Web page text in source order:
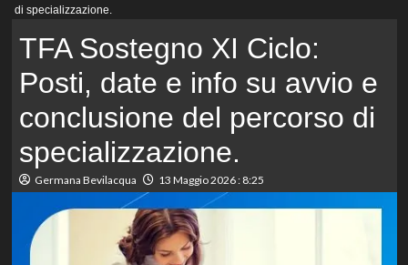
principale
di specializzazione.
TFA Sostegno XI Ciclo:
Posti, date e info su avvio e
conclusione del percorso di
specializzazione.
Germana Bevilacqua 13 Maggio 2026 : 8:25